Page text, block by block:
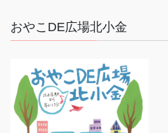
おやこDE広場北小金